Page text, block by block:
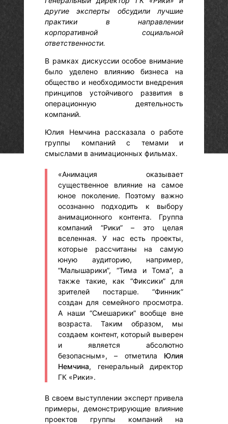
другие эксперты обсудили лучшие
практики в направлении
корпоративной социальной
ответственности.
В рамках дискуссии особое внимание
было уделено влиянию бизнеса на
общество и необходимости внедрения
принципов устойчивого развития в
операционную деятельность
компаний.
Юлия Немчина рассказала о работе
группы компаний с темами и
смыслами в анимационных фильмах.
«Анимация оказывает
существенное влияние на самое
юное поколение. Поэтому важно
осознанно подходить к выбору
анимационного контента. Группа
компаний “Рики” – это целая
вселенная. У нас есть проекты,
которые рассчитаны на самую
юную аудиторию, например,
“Малышарики”, “Тима и Тома”, а
также такие, как “Фиксики” для
зрителей постарше. “Финник”
создан для семейного просмотра.
А наши “Смешарики” вообще вне
возраста. Таким образом, мы
создаем контент, который выверен
и является абсолютно
безопасным», – отметила Юлия
Немчина, генеральный директор
ГК «Рики».
В своем выступлении эксперт привела
примеры, демонстрирующие влияние
проектов группы компаний на